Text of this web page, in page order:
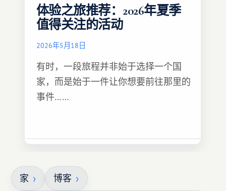
体验之旅推荐：2026年夏季
值得关注的活动
2026年5月18日
有时，一段旅程并非始于选择一个国
家，而是始于一件让你想要前往那里的
事件……
家 博客